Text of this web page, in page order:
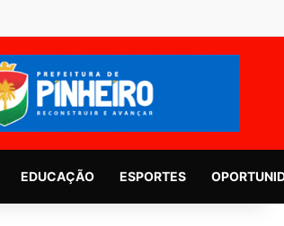
EDUCAÇÃO ESPORTES